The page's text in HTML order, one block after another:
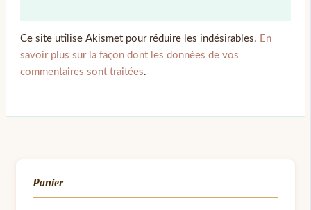
Ce site utilise Akismet pour réduire les indésirables. En
savoir plus sur la façon dont les données de vos
commentaires sont traitées.
Panier